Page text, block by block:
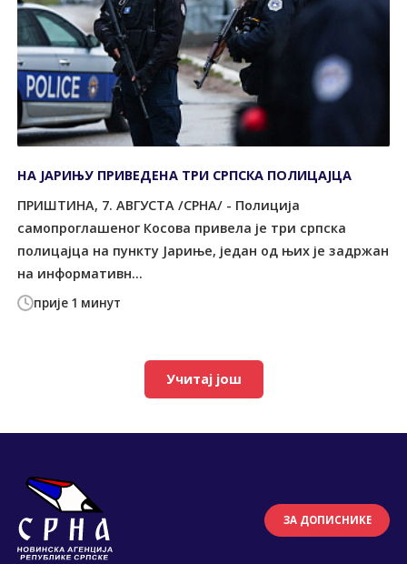
прије 1 минут
НА ЈАРИЊУ ПРИВЕДЕНА ТРИ СРПСКА ПОЛИЦАЈЦА
ПРИШТИНА, 7. АВГУСТА /СРНА/ - Полиција
самопроглашеног Косова привела је три српска
полицајца на пункту Јариње, један од њих је задржан
на информативн...
Учитај још
ЗА ДОПИСНИКЕ